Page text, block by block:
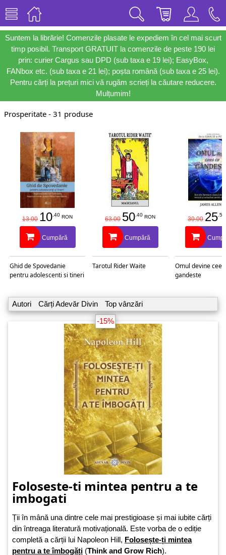
Suntem la librărie! Comenzile plasate le expediem în cel mai scurt
timp posibil. Transport GRATUIT la comenzile de peste 190 lei
prin: curier Cargus sau DPD (sub taxa e 19 lei); EasyBox,
FANbox etc. (sub taxa e 21 lei); poșta română (sub taxa e 25 lei).
Pentru cărți la prețuri mici vă rugăm scrieți la căutare reducere.
Mulțumim!
Prosperitate - 31 produse
13.00 10 .40 RON
Cumpără
Ghid de Spovedanie
pentru adolescenti si tineri
63.00 50 .40 RON
Cumpără
Tarotul Rider Waite
30.00 25 .50
Omul devine
gandeste
Autori Cărți Adevăr Divin
Top vânzări
-15%
Foloseste-ti mintea pentru a te
imbogati
Ții în mână una dintre cele mai prestigioase și mai iubite cărți
din întreaga literatură motivațională. Este vorba de o ediție
completă a cărții lui Napoleon Hill, Folosește-ți mintea
pentru a te îmbogăți (Think and Grow Rich).